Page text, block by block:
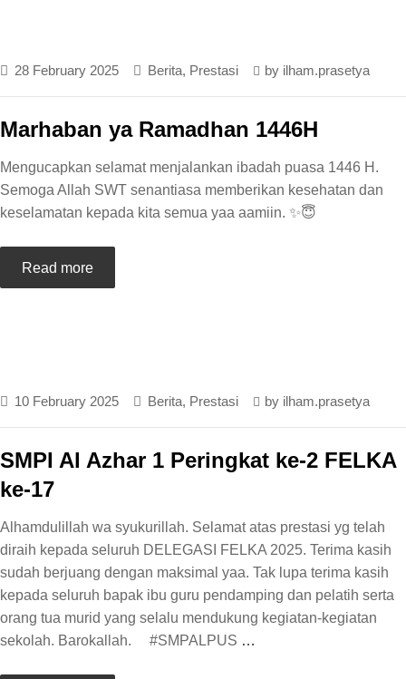
28 February 2025 Berita, Prestasi by ilham.prasetya
Marhaban ya Ramadhan 1446H
Mengucapkan selamat menjalankan ibadah puasa 1446 H.
Semoga Allah SWT senantiasa memberikan kesehatan dan
keselamatan kepada kita semua yaa aamiin. ✨😇
Read more
10 February 2025 Berita, Prestasi by ilham.prasetya
SMPI Al Azhar 1 Peringkat ke-2 FELKA
ke-17
Alhamdulillah wa syukurillah. Selamat atas prestasi yg telah
diraih kepada seluruh DELEGASI FELKA 2025. Terima kasih
sudah berjuang dengan maksimal yaa. Tak lupa terima kasih
kepada seluruh bapak ibu guru pendamping dan pelatih serta
orang tua murid yang selalu mendukung kegiatan-kegiatan
sekolah. Barokallah. #SMPALPUS …